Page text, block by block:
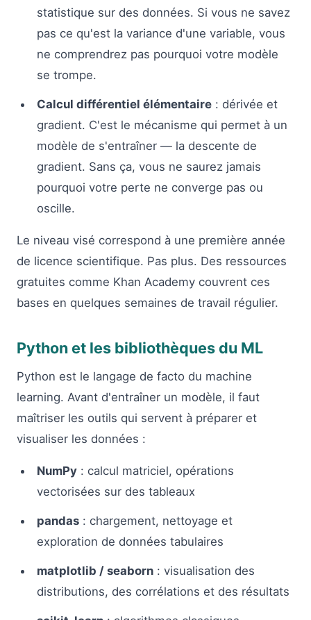
statistique sur des données. Si vous ne savez
pas ce qu'est la variance d'une variable, vous
ne comprendrez pas pourquoi votre modèle
se trompe.
Calcul différentiel élémentaire: dérivée et
gradient. C'est le mécanisme qui permet à un
modèle de s'entraîner — la descente de
gradient. Sans ça, vous ne saurez jamais
pourquoi votre perte ne converge pas ou
oscille.
Le niveau visé correspond à une première année
de licence scientifique. Pas plus. Des ressources
gratuites comme Khan Academy couvrent ces
bases en quelques semaines de travail régulier.
Python et les bibliothèques du ML
Python est le langage de facto du machine
learning. Avant d'entraîner un modèle, il faut
maîtriser les outils qui servent à préparer et
visualiser les données :
NumPy: calcul matriciel, opérations
vectorisées sur des tableaux
pandas: chargement, nettoyage et
exploration de données tabulaires
matplotlib / seaborn: visualisation des
distributions, des corrélations et des résultats